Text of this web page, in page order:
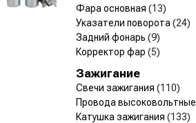
Фара основная (13)
Указатели поворота (24)
Задний фонарь (9)
Корректор фар (5)
Зажигание
Свечи зажигания (110)
Провода высоковольтные
Катушка зажигания (133)